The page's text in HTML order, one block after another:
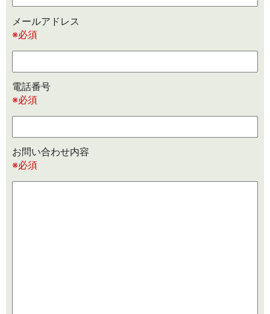
メールアドレス
※必須
電話番号
※必須
お問い合わせ内容
※必須